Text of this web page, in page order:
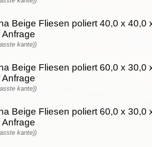
Beige Fliesen poliert 40,0 x 40,0
Anfrage
kante))
Beige Fliesen poliert 60,0 x 30,0
Anfrage
kante))
Beige Fliesen poliert 60,0 x 30,0
Anfrage
kante))